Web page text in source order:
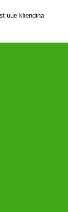
uue kliendina